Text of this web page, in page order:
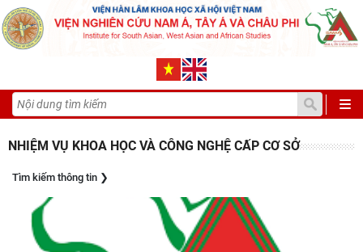
NHIỆM VỤ KHOA HỌC VÀ CÔNG NGHỆ CẤP CƠ SỞ
Tìm kiếm thông tin ❯